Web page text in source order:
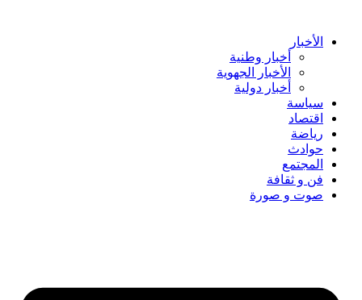
content الأخبار
أخبار وطنية
الأخبار الجهوية
أخبار دولية
سياسة
اقتصاد
رياضة
حوادث
المجتمع
فن و ثقافة
صوت و صورة